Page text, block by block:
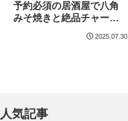
予約必須の居酒屋で八角
みそ焼きと絶品チャーハ
2025.07.30
人気記事